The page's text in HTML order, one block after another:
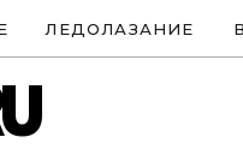
ЛЕДОЛАЗАНИЕ